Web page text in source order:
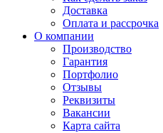
Доставка
Оплата и рассрочка
О компании
Производство
Гарантия
Портфолио
Отзывы
Реквизиты
Вакансии
Карта сайта